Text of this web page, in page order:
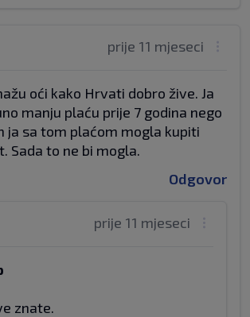
prije 11 mjeseci
oći kako Hrvati dobro žive. Ja
manju plaću prije 7 godina nego
ja sa tom plaćom mogla kupiti
Sada to ne bi mogla.
Odgovor
prije 11 mjeseci
znate.